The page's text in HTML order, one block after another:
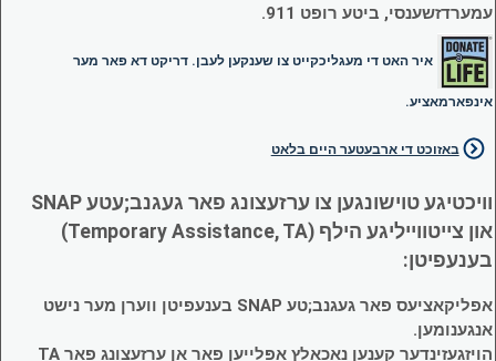
עמערדזשענסי, ביטע רופט 911.
איר האט די מעגליכקייט צו שענקען לעבן. דריקט דא פאר מער
אינפארמאציע.
באזוכט די ארבעטער היים בלאט
וויכטיגע טוישונגען צו ערזעצונג פאר געגנב;עטע SNAP
און צייטווייליגע הילף (Temporary Assistance, TA)
בענעפיטן:
אפליקאציעס פאר געגנב;טע SNAP בענעפיטן ווערן מער נישט
אנגענומען.
הויזגעזינדער קענען נאכאלץ אפּלייען פאר אן ערזעצונג פאר TA